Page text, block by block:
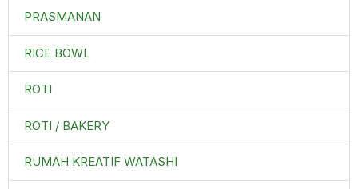
PRASMANAN
RICE BOWL
ROTI
ROTI / BAKERY
RUMAH KREATIF WATASHI